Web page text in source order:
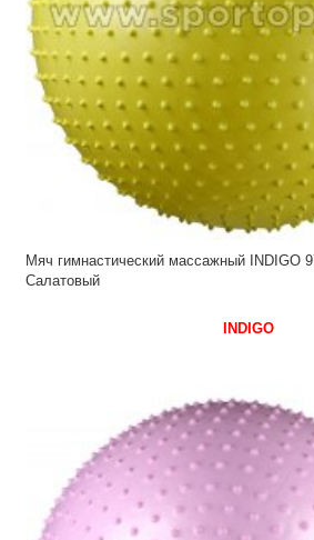
Мяч гимнастический массажный INDIGO 97404 IR 75 см
Салатовый
INDIGO